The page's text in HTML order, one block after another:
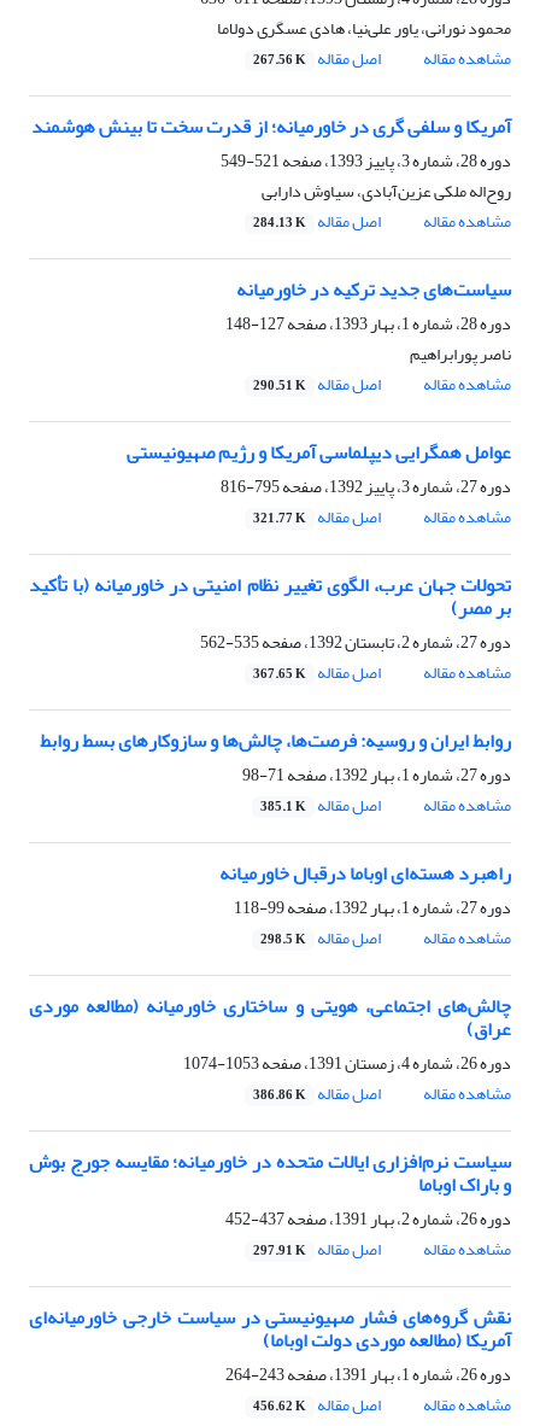
محمود نورانی، یاور علی‌نیا، هادی عسگری دولاما
مشاهده مقاله
اصل مقاله 267.56 K
آمریکا و سلفی گری در خاورمیانه؛ از قدرت سخت تا بینش هوشمند
دوره 28، شماره 3، پاییز 1393، صفحه
521-549
روح‌اله ملکی عزین‌آبادی، سیاوش دارابی
مشاهده مقاله
اصل مقاله 284.13 K
سیاست‌های جدید ترکیه در خاورمیانه‌
دوره 28، شماره 1، بهار 1393، صفحه
127-148
ناصر پورابراهیم
مشاهده مقاله
اصل مقاله 290.51 K
عوامل همگرایی دیپلماسی آمریکا و رژیم صهیونیستی ‏
دوره 27، شماره 3، پاییز 1392، صفحه
795-816
مشاهده مقاله
اصل مقاله 321.77 K
تحولات جهان عرب، الگوی تغییر نظام امنیتی در ‏خاورمیانه (با تأکید
بر مصر)‏
دوره 27، شماره 2، تابستان 1392، صفحه
535-562
مشاهده مقاله
اصل مقاله 367.65 K
روابط ایران و روسیه: فرصت‌ها، چالش‌ها و ‏سازوکارهای بسط روابط ‏
دوره 27، شماره 1، بهار 1392، صفحه
71-98
مشاهده مقاله
اصل مقاله 385.1 K
راهبرد هسته‌ای اوباما درقبال خاورمیانه
دوره 27، شماره 1، بهار 1392، صفحه
99-118
مشاهده مقاله
اصل مقاله 298.5 K
چالش‌های اجتماعی، هویتی و ساختاری خاورمیانه ‏‏(مطالعه موردی
عراق)‏
دوره 26، شماره 4، زمستان 1391، صفحه
1053-1074
مشاهده مقاله
اصل مقاله 386.86 K
سیاست نرم‌افزاری ایالات متحده در خاورمیانه؛ ‏مقایسه جورج بوش
و باراک اوباما
دوره 26، شماره 2، بهار 1391، صفحه
437-452
مشاهده مقاله
اصل مقاله 297.91 K
نقش گروه‌های فشار صهیونیستی در سیاست ‏خارجی خاورمیانه‌ای
آمریکا ‏(مطالعه موردی دولت اوباما)‏
دوره 26، شماره 1، بهار 1391، صفحه
243-264
مشاهده مقاله
اصل مقاله 456.62 K